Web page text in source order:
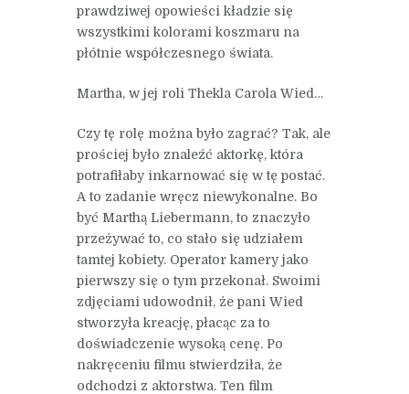
prawdziwej opowieści kładzie się
wszystkimi kolorami koszmaru na
płótnie współczesnego świata.
Martha, w jej roli Thekla Carola Wied…
Czy tę rolę można było zagrać? Tak, ale
prościej było znaleźć aktorkę, która
potrafiłaby inkarnować się w tę postać.
A to zadanie wręcz niewykonalne. Bo
być Marthą Liebermann, to znaczyło
przeżywać to, co stało się udziałem
tamtej kobiety. Operator kamery jako
pierwszy się o tym przekonał. Swoimi
zdjęciami udowodnił, że pani Wied
stworzyła kreację, płacąc za to
doświadczenie wysoką cenę. Po
nakręceniu filmu stwierdziła, że
odchodzi z aktorstwa. Ten film